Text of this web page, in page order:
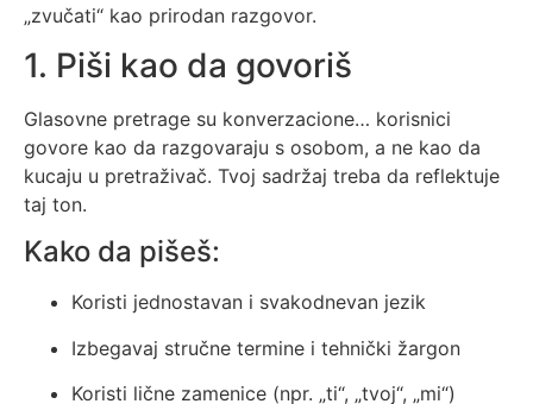
„zvučati“ kao prirodan razgovor.
1. Piši kao da govoriš
Glasovne pretrage su konverzacione… korisnici
govore kao da razgovaraju s osobom, a ne kao da
kucaju u pretraživač. Tvoj sadržaj treba da reflektuje
taj ton.
Kako da pišeš:
Koristi jednostavan i svakodnevan jezik
Izbegavaj stručne termine i tehnički žargon
Koristi lične zamenice (npr. „ti“, „tvoj“, „mi“)